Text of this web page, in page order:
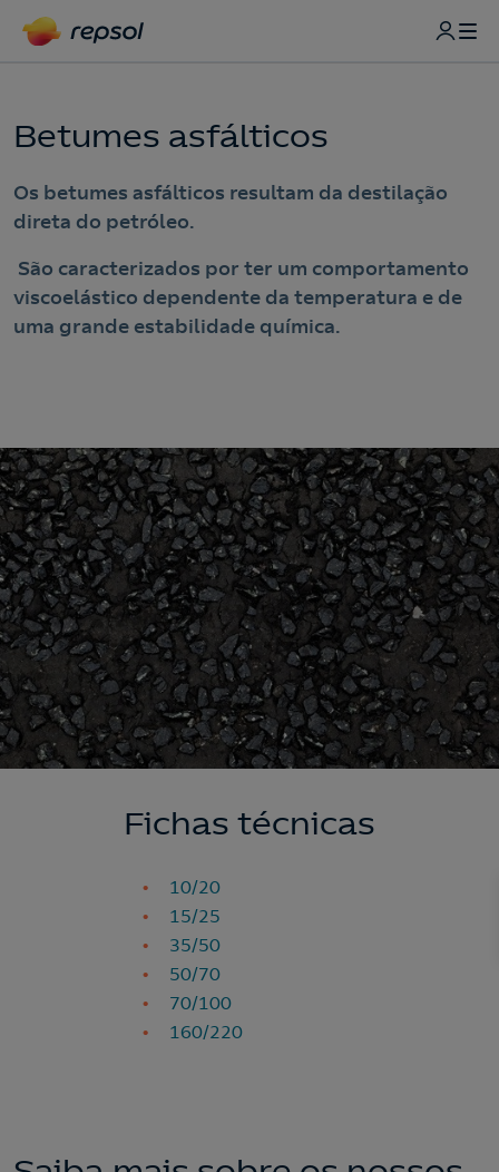
Betumes asfálticos
Os betumes asfálticos resultam da destilação
direta do petróleo.
São caracterizados por ter um comportamento
viscoelástico dependente da temperatura e de
uma grande estabilidade química.
Fichas técnicas
10/20
15/25
35/50
50/70
70/100
160/220